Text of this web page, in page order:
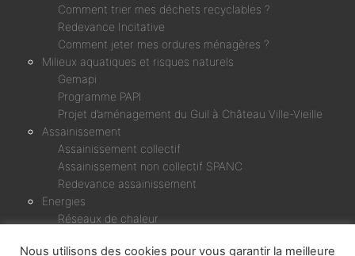
Comment trier mes déchets recyclables ?
Redevance Incitative
Comment jeter mes ordures ménagères ?
Milieux aquatiques et risques naturels
Gemapi
Programme PAPI
Projet d’aménagement du Guil à Château Ville-Vieille
Assainissement
Assainissement collectif
Assainissement non collectif SPANC
Redevance assainissement
Energies
Réseaux de chaleur
Nous utilisons des cookies pour vous garantir la meilleure